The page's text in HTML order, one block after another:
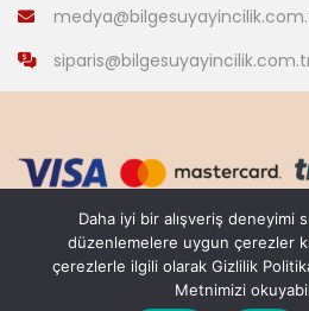
Copyright ©
Daha iyi bir alışveriş deneyimi
düzenlemelere uygun çerezler
çerezlerle ilgili olarak Gizlilik
Metnimizi